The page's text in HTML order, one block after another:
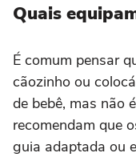
Quais
É comum pensar
cãozinho ou
de bebê, mas não
recomendam que
guia adaptada ou